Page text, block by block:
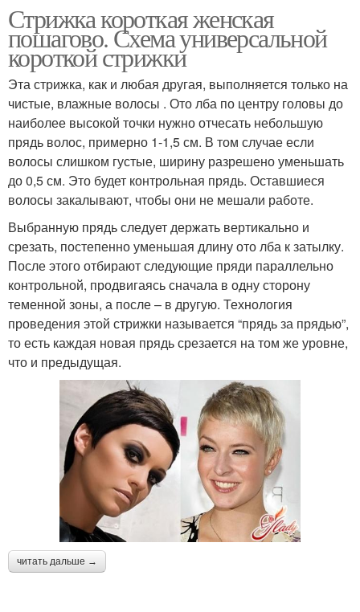
Стрижка короткая женская
пошагово. Схема универсальной
короткой стрижки
Эта стрижка, как и любая другая, выполняется только на
чистые, влажные волосы . Ото лба по центру головы до
наиболее высокой точки нужно отчесать небольшую
прядь волос, примерно 1-1,5 см. В том случае если
волосы слишком густые, ширину разрешено уменьшать
до 0,5 см. Это будет контрольная прядь. Оставшиеся
волосы закалывают, чтобы они не мешали работе.
Выбранную прядь следует держать вертикально и
срезать, постепенно уменьшая длину ото лба к затылку.
После этого отбирают следующие пряди параллельно
контрольной, продвигаясь сначала в одну сторону
теменной зоны, а после – в другую. Технология
проведения этой стрижки называется “прядь за прядью”,
то есть каждая новая прядь срезается на том же уровне,
что и предыдущая.
читать дальше →